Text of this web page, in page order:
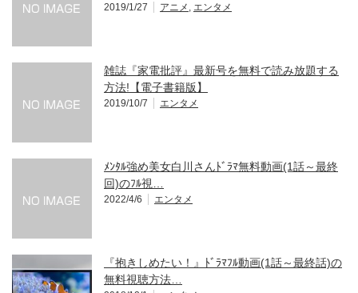
2019/1/27 アニメ エンタメ
雑誌『家電批評』最新号を無料で読み放題する
方法!【電子書籍版】
2019/10/7 エンタメ
ﾒﾝﾀﾙ強め美女白川さんﾄﾞﾗﾏ無料動画(1話～最終
回)のﾌﾙ視…
2022/4/6 エンタメ
『抱きしめたい！』ﾄﾞﾗﾏﾌﾙ動画(1話～最終話)の
無料視聴方法…